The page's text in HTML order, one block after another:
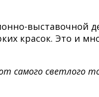
выставочной
красок. Это и
самого светлого